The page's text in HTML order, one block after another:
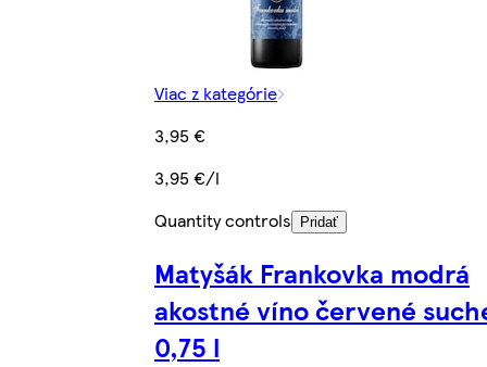
Viac z kategórie
3,95 €
3,95 €/l
Quantity controls
Pridať
Matyšák Frankovka modrá
akostné víno červené
0,75 l